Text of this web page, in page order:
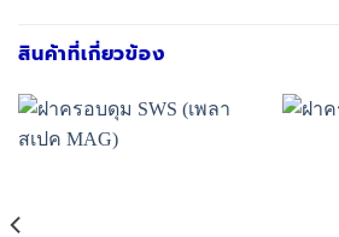
สินค้าที่เกี่ยวข้อง